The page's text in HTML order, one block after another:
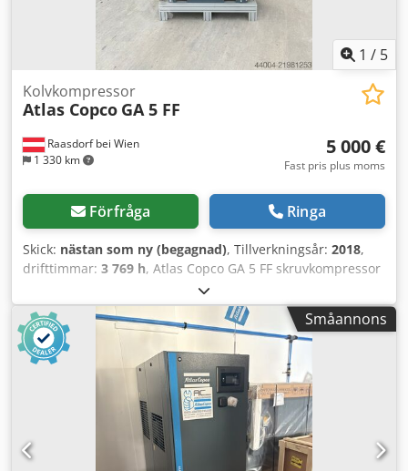
1 / 5
Raasdorf bei Wien
1 330 km
Kolvkompressor
Atlas Copco GA 5 FF
5 000 €
Fast pris plus moms
Förfråga Ringa
Skick: nästan som ny (begagnad), Tillverkningsår: 2018,
drifttimmar: 3 769 h, Atlas Copco GA 5 FF skruvkompressor
inkl. kyltork. Motor & Effekt: • Märkeffekt huvudmotor: 5,5
kW (7,5 hk) • Motoreffektivitet: Vanligtvis IE3 (skyddsklass
IP55) • Spänning / Frekvens: 400 V / 50 Hz (3-fas) • Starttyp:
Y-D-start Tryck och leveransmängd: 7,5 bar 15,0 l/s (900
l/min) ~54,0 m³/h 8,5 bar 13,2 l/s (792 l/min) ~47,5 m³/h 10
bar 12,5 l/s (750 l/min) ~45,0 m³/h 13 bar 8,4 l/s (504 l/min)
~30,2 m³/h Behållarvolym: 270 l Integrerad kyltork: •
Tryckdaggpunkt: +3 °C • Ytterligare effektförbrukning: ca.
0,22 kW • Kondensatavledare: Elektronisk, förlustfri
Ljudnivå & Miljö • Ljudnivå: 60 till 63 dB(A) (mycket tyst tack
Småannons